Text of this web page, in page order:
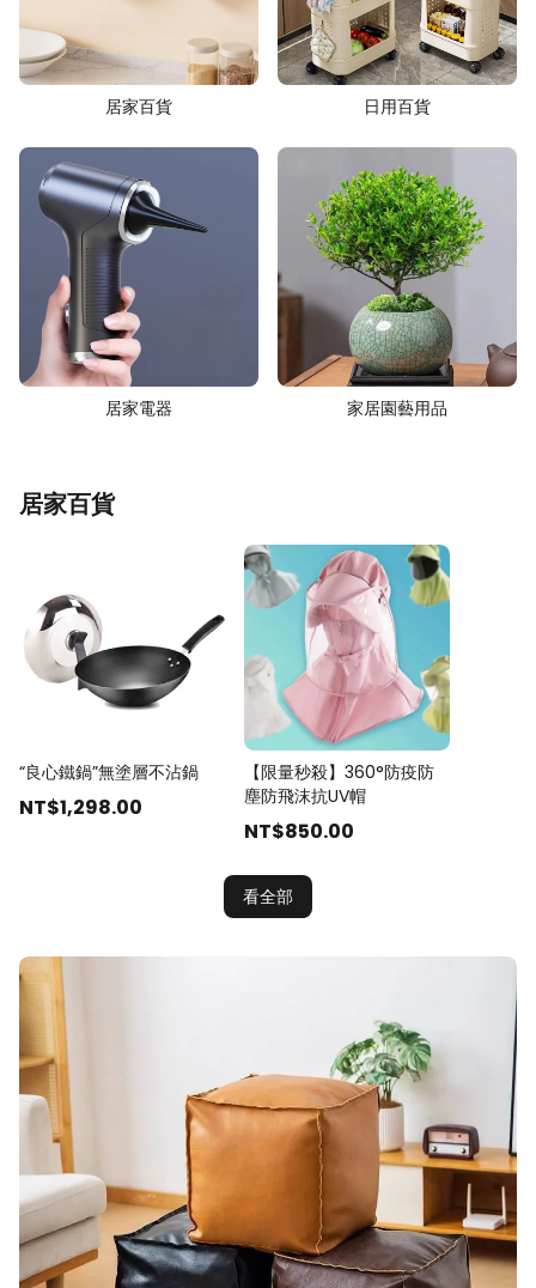
居家百貨 日用百貨
居家電器 家居園藝用品
居家百貨
“良心鐵鍋”無塗層不沾鍋
NT$1,298.00
【限量秒殺】360°防疫防
塵防飛沫抗UV帽
NT$850.00
看全部